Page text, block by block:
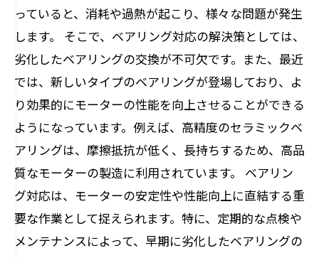
っていると、消耗や過熱が起こり、様々な問題が発生
します。 そこで、ベアリング対応の解決策としては、
劣化したベアリングの交換が不可欠です。また、最近
では、新しいタイプのベアリングが登場しており、よ
り効果的にモーターの性能を向上させることができる
ようになっています。例えば、高精度のセラミックベ
アリングは、摩擦抵抗が低く、長持ちするため、高品
質なモーターの製造に利用されています。 ベアリン
グ対応は、モーターの安定性や性能向上に直結する重
要な作業として捉えられます。特に、定期的な点検や
メンテナンスによって、早期に劣化したベアリングの